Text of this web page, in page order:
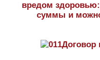
вредом здоровью:
суммы и
Договор